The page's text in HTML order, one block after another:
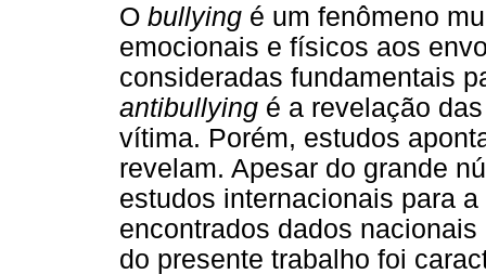
O bullying é um fenômeno
emocionais e físicos aos
consideradas fundamentais
antibullying é a revelação
vítima. Porém, estudos
revelam. Apesar do grande
estudos internacionais para
encontrados dados
do presente trabalho foi